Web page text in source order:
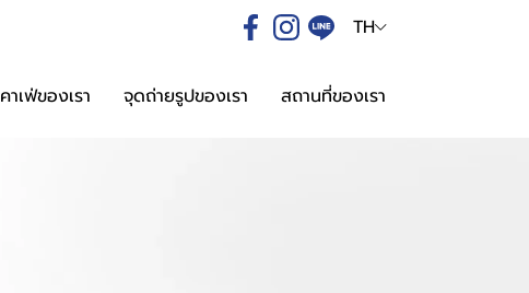
TH
คาเฟ่ของเรา จุดถ่ายรูปของเรา สถานที่ของเรา